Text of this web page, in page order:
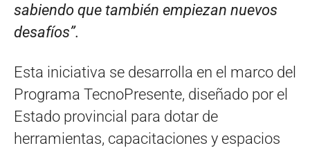
sabiendo que también empiezan nuevos
desafíos”.
Esta iniciativa se desarrolla en el marco del
Programa TecnoPresente, diseñado por el
Estado provincial para dotar de
herramientas, capacitaciones y espacios